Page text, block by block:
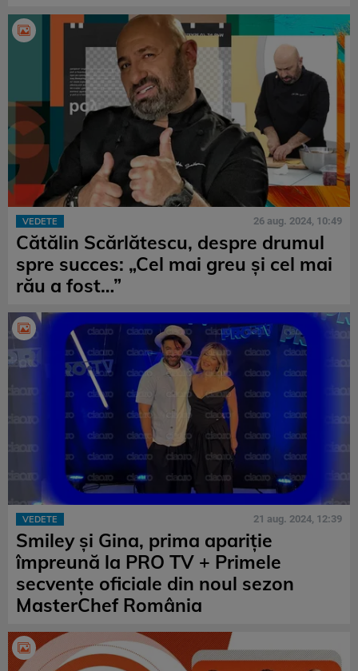
VEDETE 26 aug. 2024, 10:49
Cătălin Scărlătescu, despre drumul
spre succes: „Cel mai greu și cel mai
rău a fost…”
VEDETE 21 aug. 2024, 12:39
Smiley și Gina, prima apariție
împreună la PRO TV + Primele
secvențe oficiale din noul sezon
MasterChef România